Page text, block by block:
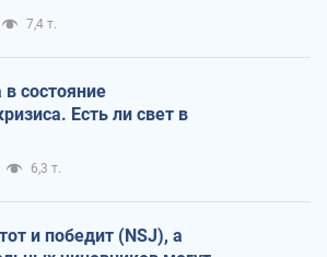
7,4 т.
в состояние
Есть ли свет в
6,3 т.
и победит (NSJ), а